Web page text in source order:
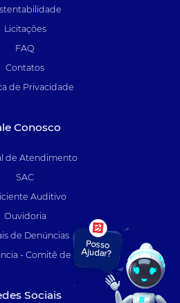
Licitações
FAQ
Contatos
de Privacidade
Conosco
de Atendimento
SAC
Auditivo
Ouvidoria
de Denúncias
- Comitê de Auditoria
Sociais